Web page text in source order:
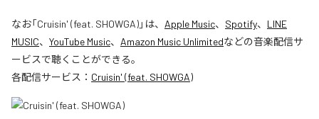
なお「Cruisin' (feat. SHOWGA)」は、 Apple Music、 Spotify、 LINE
MUSIC、 YouTube Music、 Amazon Music Unlimitedなどの音楽配信サ
ービスで聴くことができる。
各配信サービス： Cruisin' (feat. SHOWGA)